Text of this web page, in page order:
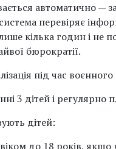
автоматично
перевіряє
кілька годин і не
бюрократії.
під час воєнного
3 дітей і регулярно
дітей:
до 18 років,